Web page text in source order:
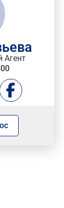
Агент